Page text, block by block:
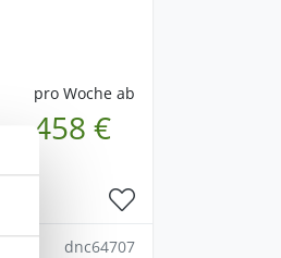
pro Woche ab
458 €
dnc64707